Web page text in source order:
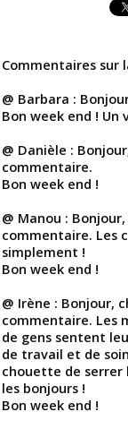
Commentaires sur
@ Barbara :
Bon week end !
@ Danièle :
commentaire.
Bon week end !
@ Manou :
commentaire. Les
simplement !
Bon week end !
@ Irène : Bonjour,
commentaire. Les
de gens sentent
de travail et de
chouette de serrer
les bonjours !
Bon week end !